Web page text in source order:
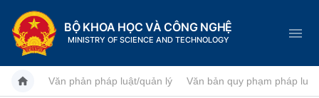
BỘ KHOA HỌC VÀ CÔNG NGHỆ
MINISTRY OF SCIENCE AND TECHNOLOGY
Văn phản pháp luật/quản lý Văn bản quy phạm pháp luật